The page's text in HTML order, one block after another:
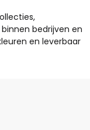
bedrijven en
en leverbaar